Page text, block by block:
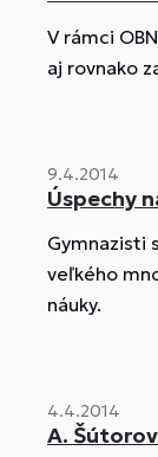
V rámci
aj rovnako
9.4.2014
Úspechy
Gymnazisti
veľkého
náuky.
4.4.2014
A.